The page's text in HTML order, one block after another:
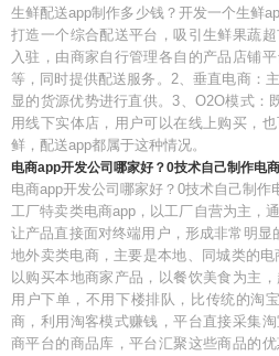
生鲜配送app制作多少钱？开发一个生鲜
打造一个综合配送平台，吸引生鲜果蔬
入驻，由商家自行管理各自的产品店铺
等，同时提供配送服务。2、垂直电商：
显的货源优势进行直供。3、O2O模式：
用线下实体店，用户可以在线上购买，
鲜，配送app都属于这种情况。
电商app开发公司哪家好？0技术自己制作电
电商app开发公司哪家好？0技术自己制作
工厂特卖类电商app，以工厂自营为主，
让产品直接面对终端用户，形成非常明显
地外卖类电商，主要是本地、同城类的
以购买本地商家产品，以餐饮美食为主
用户下单，不用下楼排队，比传统的淘
商，利用淘客模式赚钱，平台直接采集
商平台的商品库，平台汇聚这些商品的